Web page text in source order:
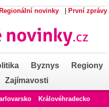
Regionální novinky První zprávy
Byznys
Regiony
Zajímavosti
Královéhradecko